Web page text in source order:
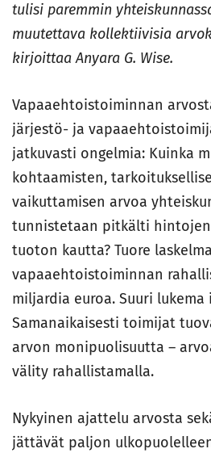
tulisi paremmin
muutettava kollektiivisia
kirjoittaa Anyara G. Wise.
Vapaaehtoistoiminnan
järjestö- ja
jatkuvasti ongelmia: Kuinka
kohtaamisten,
vaikuttamisen arvoa
tunnistetaan pitkälti
tuoton kautta? Tuore
vapaaehtoistoiminnan
miljardia euroa. Suuri
Samanaikaisesti toimijat
arvon monipuolisuutta –
välity rahallistamalla.
Nykyinen ajattelu arvosta
jättävät paljon